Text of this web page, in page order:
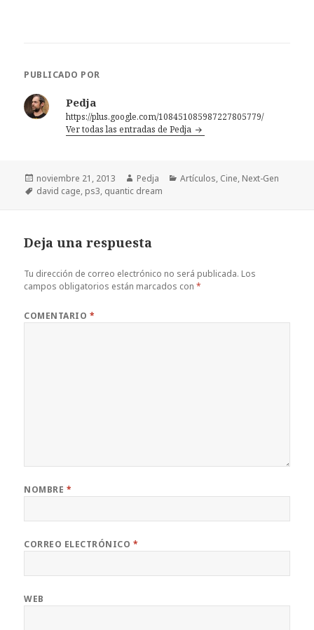
PUBLICADO POR
Pedja
https://plus.google.com/108451085987227805779/
Ver todas las entradas de Pedja
Publicado
el
noviembre 21, 2013 Autor
Pedja Categorías
Artículos, Cine, Next-Gen
Etiquetas
david cage, ps3, quantic dream
Deja una respuesta
Tu dirección de correo electrónico no será publicada. Los
campos obligatorios están marcados con*
COMENTARIO *
NOMBRE *
CORREO ELECTRÓNICO *
WEB